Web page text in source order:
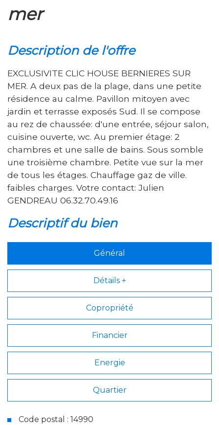
mer
description de l'offre
EXCLUSIVITE CLIC HOUSE BERNIERES SUR
MER. A deux pas de la plage, dans une petite
résidence au calme. Pavillon mitoyen avec
jardin et terrasse exposés Sud. Il se compose
au rez de chaussée: d'une entrée, séjour salon,
cuisine ouverte, wc. Au premier étage: 2
chambres et une salle de bains. Sous somble
une troisième chambre. Petite vue sur la mer
de tous les étages. Chauffage gaz de ville.
faibles charges. Votre contact: Julien
GENDREAU 06.32.70.49.16
descriptif du bien
Général
Détails +
Copropriété
Financier
Energie
Quartier
Code postal : 14990